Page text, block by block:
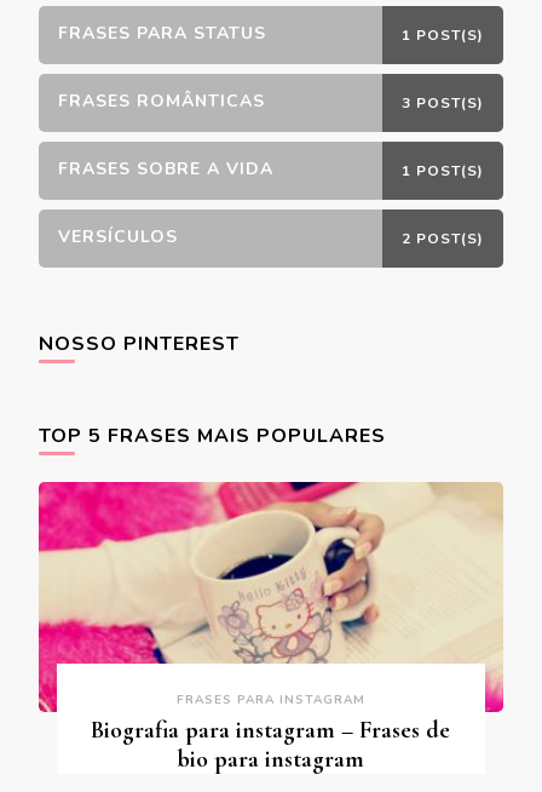
FRASES PARA STATUS 1 POST(S)
FRASES ROMÂNTICAS 3 POST(S)
FRASES SOBRE A VIDA 1 POST(S)
VERSÍCULOS 2 POST(S)
NOSSO PINTEREST
TOP 5 FRASES MAIS POPULARES
FRASES PARA INSTAGRAM
Biografia para instagram – Frases de
bio para instagram